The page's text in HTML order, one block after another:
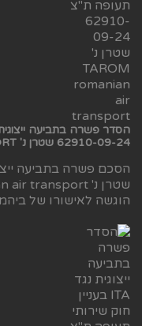
הסדר פשרה בתביעה
62910-09-24 שטרן נ' TAROM ROMANIAN AIR TRANSPORT
הוגשה לאישורו של